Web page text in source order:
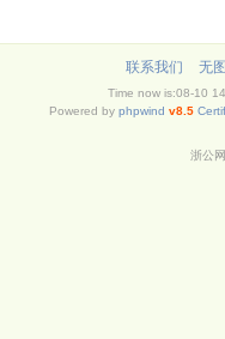
联系我们 无
Time now is:08-10
Powered by phpwind v8.5
浙公